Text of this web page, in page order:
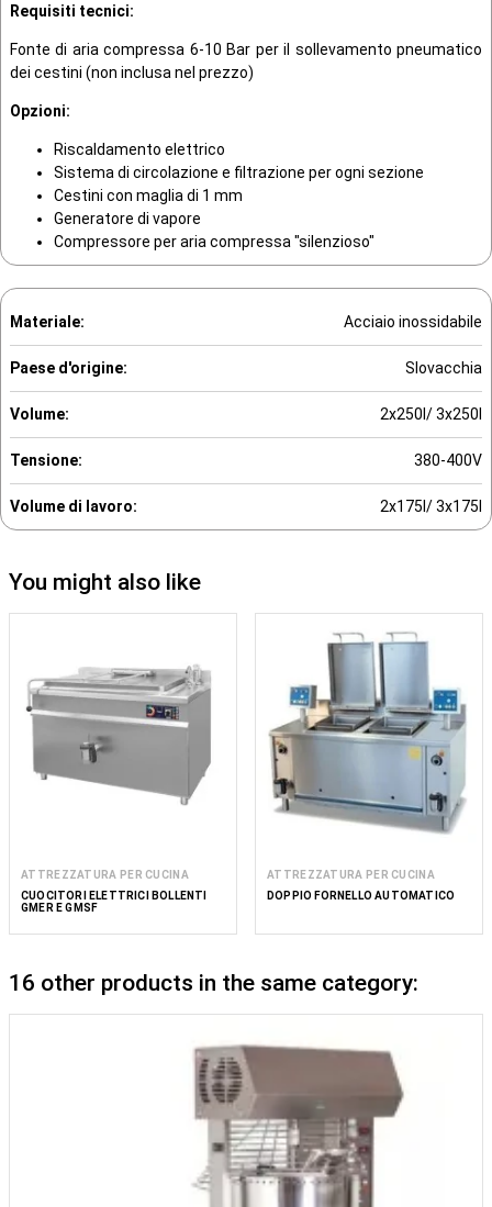
Requisiti tecnici:
Fonte di aria compressa 6-10 Bar per il sollevamento pneumatico
dei cestini (non inclusa nel prezzo)
Opzioni:
Riscaldamento elettrico
Sistema di circolazione e filtrazione per ogni sezione
Cestini con maglia di 1 mm
Generatore di vapore
Compressore per aria compressa "silenzioso"
Materiale: Acciaio inossidabile
Paese d'origine: Slovacchia
Volume: 2x250l/ 3x250l
Tensione: 380-400V
Volume di lavoro: 2x175l/ 3x175l
You might also like
ATTREZZATURA PER CUCINA
CUOCITORI ELETTRICI BOLLENTI
GMER E GMSF
ATTREZZATURA PER CUCINA
DOPPIO FORNELLO AUTOMATICO
16 other products in the same category: